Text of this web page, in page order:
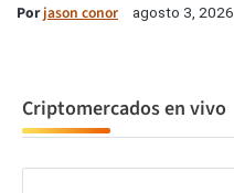
Porjason conor agosto 3, 2026
Criptomercados en vivo